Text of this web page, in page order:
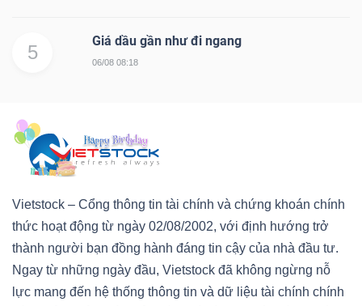
5
Giá dầu gần như đi ngang
06/08 08:18
Vietstock – Cổng thông tin tài chính và chứng khoán chính
thức hoạt động từ ngày 02/08/2002, với định hướng trở
thành người bạn đồng hành đáng tin cậy của nhà đầu tư.
Ngay từ những ngày đầu, Vietstock đã không ngừng nỗ
lực mang đến hệ thống thông tin và dữ liệu tài chính chính